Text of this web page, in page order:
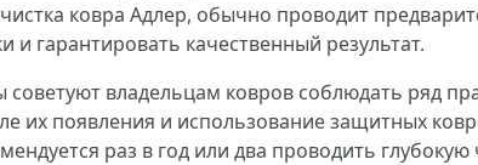
ковра Адлер, обычно проводит
гарантировать качественный результат.
владельцам ковров соблюдать ряд
их появления и использование защитных
раз в год или два проводить